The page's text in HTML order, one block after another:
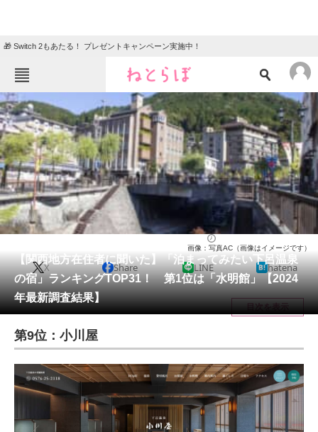
🎁 Switch 2もあたる！ プレゼントキャンペーン実施中！
TOP ニュース
エンタメ クイズ
グルメ 地域
住まい 教育・育児
動物 リサーチ
会員記事
メディア
注目記事を集めた総合ページ
ITの今と未来を見通す
スマホと通信の最新トレンド
進化するPCとデバイスの未来
【関西地方在住者に聞いた】「泊まってみたい下呂温泉
の宿」ランキングTOP31！ 第1位は「水明館」【2024
年最新調査結果】
画像：写真AC（画像はイメージです）
X Share LINE hatena
目次を表示
第9位：小川屋